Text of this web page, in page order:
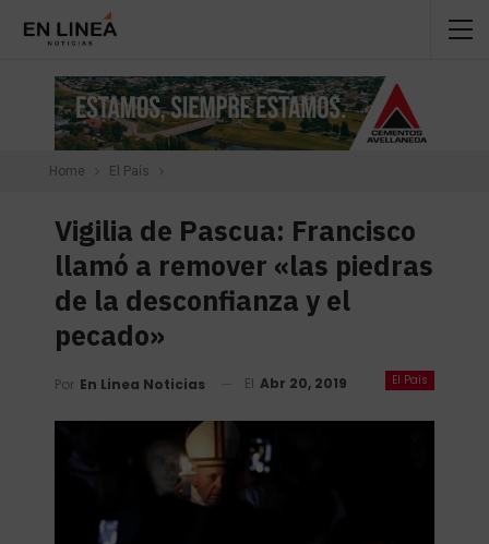
Home El País
Vigilia de Pascua: Francisco
llamó a remover «las piedras
de la desconfianza y el
pecado»
El País
Por En Linea Noticias El Abr 20, 2019